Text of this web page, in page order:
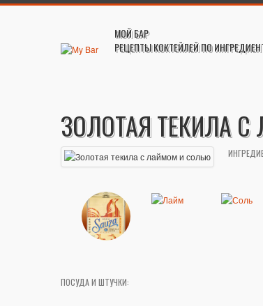
МОЙ БАР
РЕЦЕПТЫ КОКТЕЙЛЕЙ ПО
ЗОЛОТАЯ ТЕКИЛА
ПОСУДА И ШТУЧКИ: